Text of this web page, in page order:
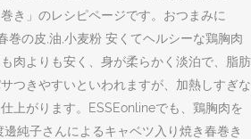
き」のレシピページです。おつまみに
巻の皮,油,小麦粉 安くてヘルシーな鶏胸肉
肉よりも安く、身が柔らかく淡泊で、脂肪
つきやすいといわれますが、加熱しすぎな
上がります。ESSEonlineでも、鶏胸肉を
純子さんによるキャベツ入り焼き春巻き